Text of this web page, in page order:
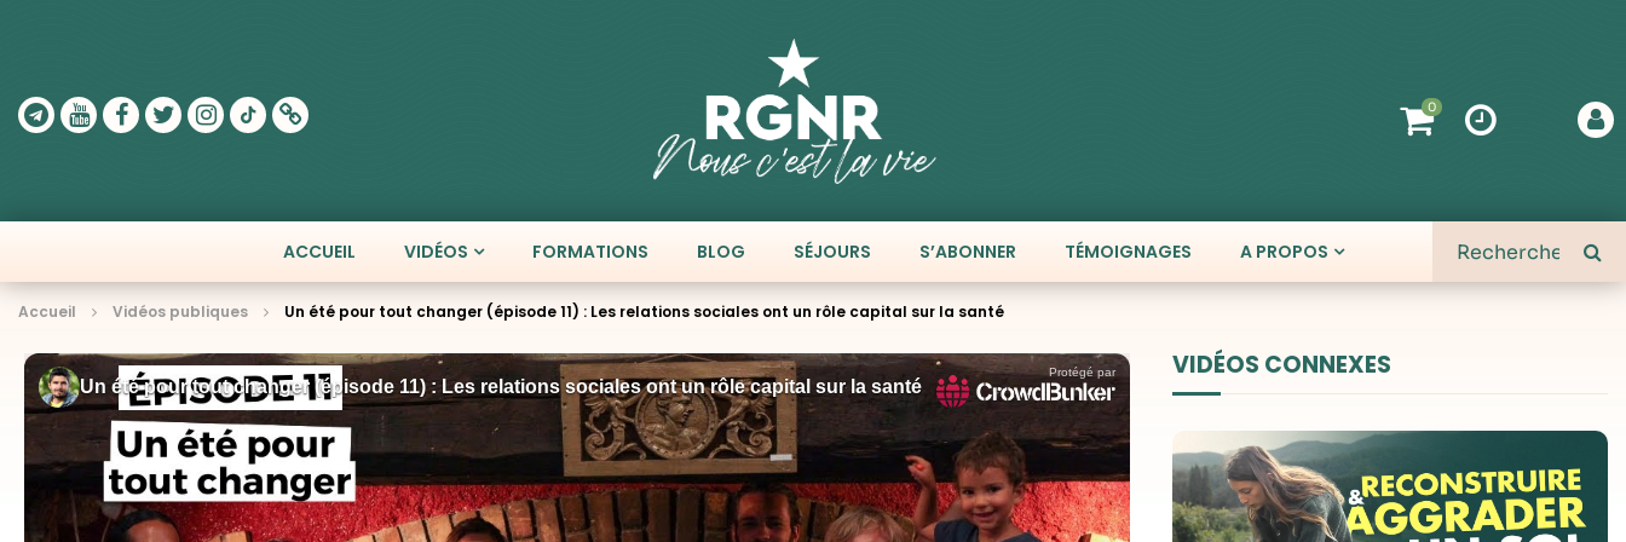
0
ACCUEIL VIDÉOS FORMATIONS BLOG SÉJOURS S’ABONNER TÉMOIGNAGES A PROPOS
Accueil Vidéos publiques Un été pour tout changer (épisode 11) : Les relations sociales ont un rôle capital sur la santé
VIDÉOS CONNEXES